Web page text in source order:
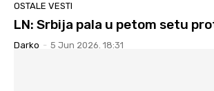
OSTALE VESTI
LN: Srbija pala u petom setu
Darko - 5 Jun 2026. 18:31